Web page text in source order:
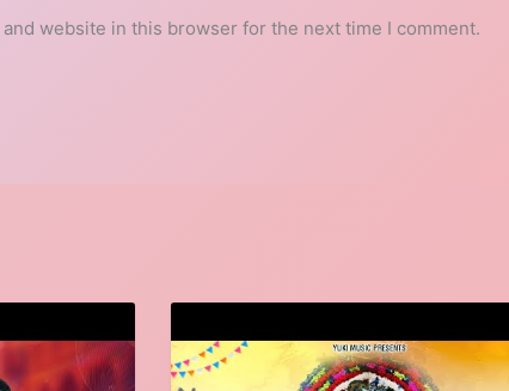
and website in this browser for the next time I comment.